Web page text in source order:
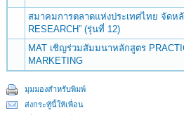
สมาคมการตลาดแห่งประเทศไทย จัดหลั
RESEARCH” (รุ่นที่ 12)
MAT เชิญร่วมสัมมนาหลักสูตร
MARKETING
มุมมองสำหรับพิมพ์
ส่งกระทู้นี้ให้เพื่อน